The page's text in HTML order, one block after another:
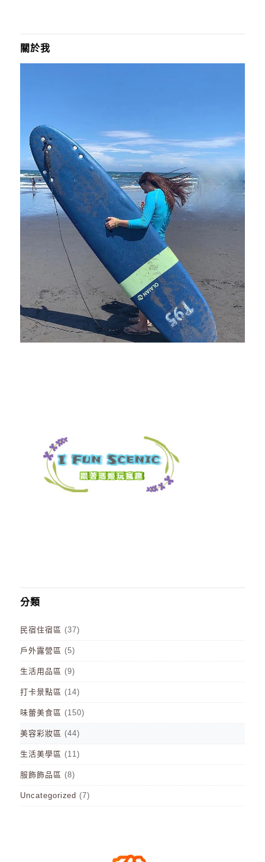
關於我
分類
民宿住宿區 (37)
戶外露營區 (5)
生活用品區 (9)
打卡景點區 (14)
味蕾美食區 (150)
美容彩妝區 (44)
生活美學區 (11)
服飾飾品區 (8)
Uncategorized (7)